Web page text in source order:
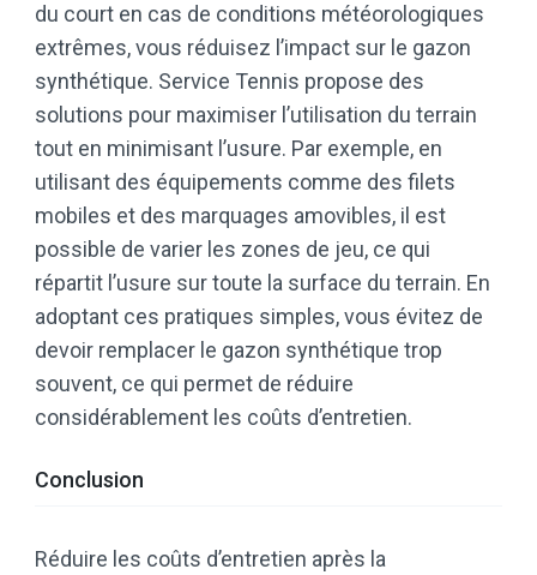
du court en cas de conditions météorologiques
extrêmes, vous réduisez l’impact sur le gazon
synthétique. Service Tennis propose des
solutions pour maximiser l’utilisation du terrain
tout en minimisant l’usure. Par exemple, en
utilisant des équipements comme des filets
mobiles et des marquages amovibles, il est
possible de varier les zones de jeu, ce qui
répartit l’usure sur toute la surface du terrain. En
adoptant ces pratiques simples, vous évitez de
devoir remplacer le gazon synthétique trop
souvent, ce qui permet de réduire
considérablement les coûts d’entretien.
Conclusion
Réduire les coûts d’entretien après la